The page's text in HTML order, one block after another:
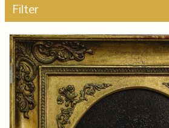
Filter